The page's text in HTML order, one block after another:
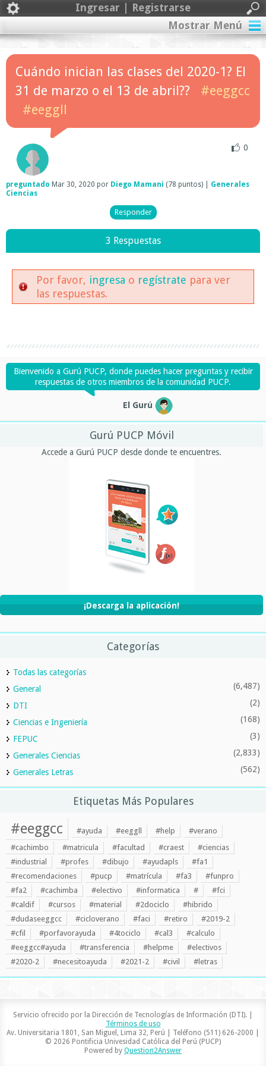
Ingresar | Registrarse
Mostrar Menú
Cuándo inician las clases del 2020-1? El
31 de marzo o el 13 de abril??
#eeggcc
#eeggll
0
preguntado Mar 30, 2020 por Diego Mamani (78 puntos)
Generales
Ciencias
3 Respuestas
Por favor, ingresa o regístrate para ver
las respuestas.
Bienvenido a Gurú PUCP, donde puedes hacer preguntas y recibir
respuestas de otros miembros de la comunidad PUCP.
El Gurú
Gurú PUCP Móvil
Accede a Gurú PUCP desde donde te encuentres.
¡Descarga la aplicación!
Categorías
Todas las categorías
General
(6,487)
DTI (2)
Ciencias e Ingeniería (168)
FEPUC (3)
Generales Ciencias (2,833)
Generales Letras (562)
Etiquetas Más Populares
#eeggcc #ayuda #eeggll #help
#verano
#cachimbo
#matricula #facultad #craest
#ciencias
#industrial
#profes #dibujo #ayudapls
#fa1
#recomendaciones
#pucp #matrícula #fa3
#funpro
#fa2
#cachimba #electivo #informatica #
#fci
#caldif
#cursos #material #2dociclo
#hibrido
#dudaseeggcc
#cicloverano #faci #retiro
#2019-2
#cfil
#porfavorayuda #4tociclo #cal3
#calculo
#eeggcc#ayuda
#transferencia #helpme
#electivos
#2020-2
#necesitoayuda #2021-2 #civil #letras
Servicio ofrecido por la Dirección de Tecnologías de Información (DTI). |
Términos de uso
Av. Universitaria 1801, San Miguel, Lima 32, Perú | Teléfono (511) 626-2000 |
© 2026 Pontificia Univesidad Católica del Perú (PUCP)
Powered by Question2Answer